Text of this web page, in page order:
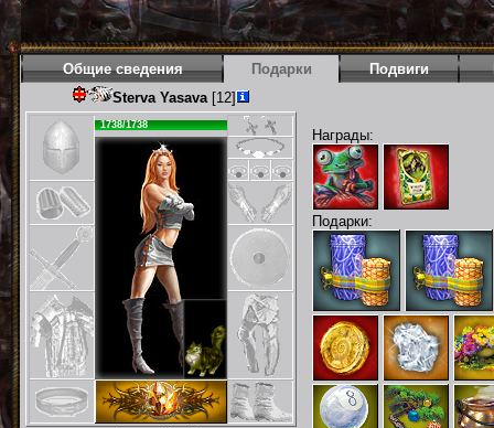
Общие сведения Подарки Подвиги
Sterva Yasava[12]
1738/1738
Награды:
Подарки: